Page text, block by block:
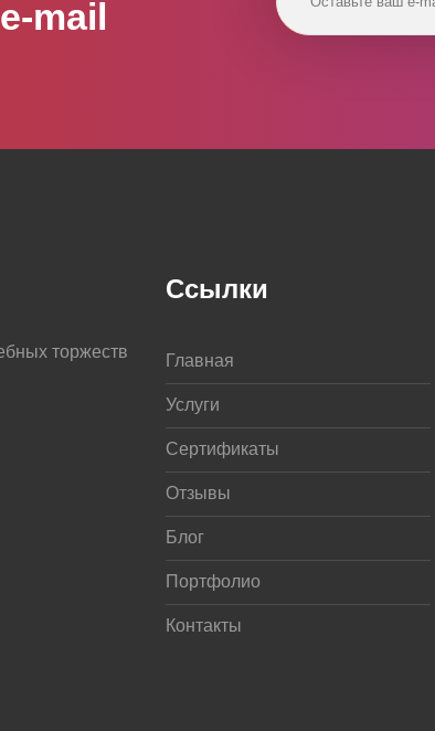
торжеств
Ссылки
Главная
Услуги
Сертификаты
Отзывы
Блог
Портфолио
Контакты